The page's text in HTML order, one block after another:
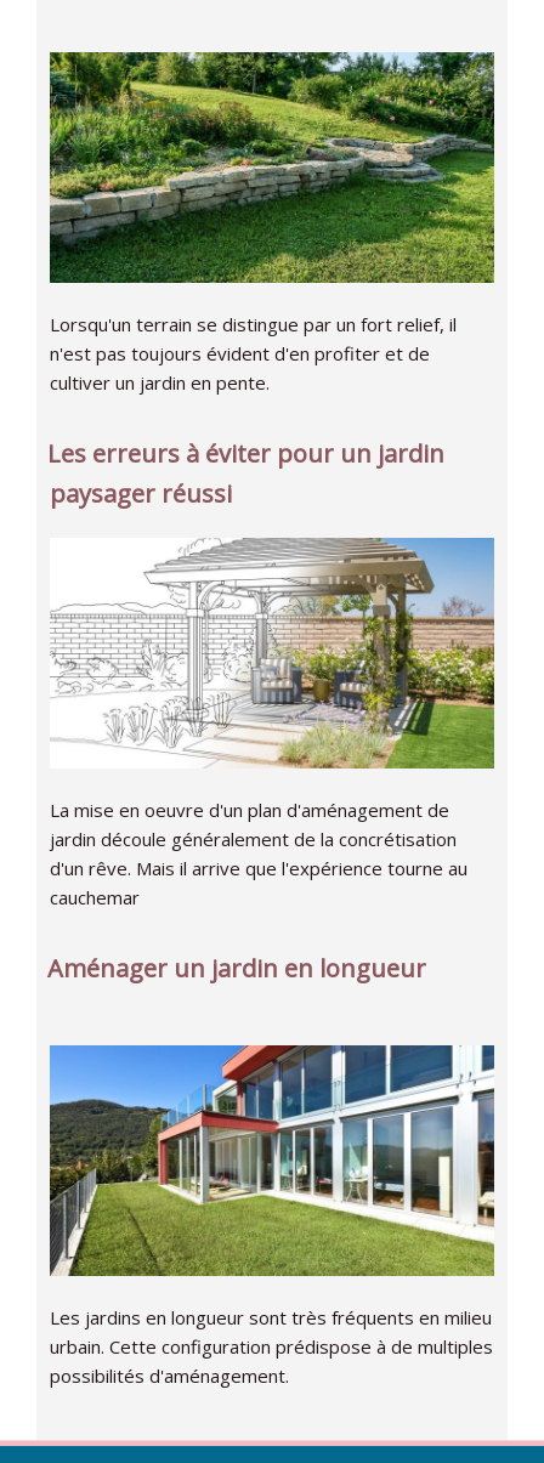
Lorsqu'un terrain se distingue par un fort relief, il
n'est pas toujours évident d'en profiter et de
cultiver un jardin en pente.
Les erreurs à éviter pour un jardin
paysager réussi
La mise en oeuvre d'un plan d'aménagement de
jardin découle généralement de la concrétisation
d'un rêve. Mais il arrive que l'expérience tourne au
cauchemar
Aménager un jardin en longueur
Les jardins en longueur sont très fréquents en milieu
urbain. Cette configuration prédispose à de multiples
possibilités d'aménagement.